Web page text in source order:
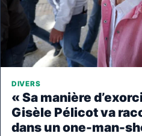
DIVERS
« Sa manière
Gisèle Pélicot va
dans un one-man-